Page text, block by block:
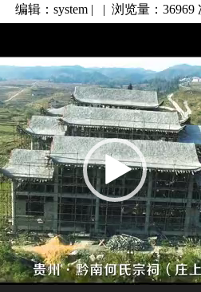
编辑：system | | 浏览量：36969